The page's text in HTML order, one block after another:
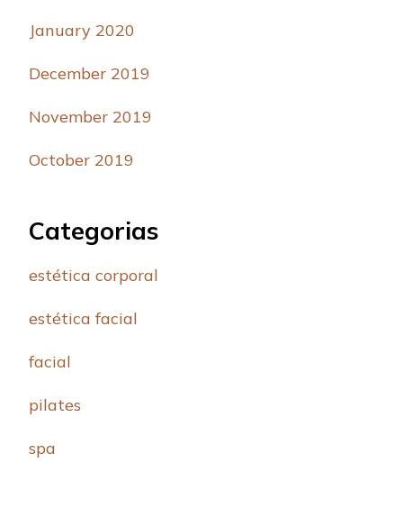
January 2020
December 2019
November 2019
October 2019
Categorias
estética corporal
estética facial
facial
pilates
spa